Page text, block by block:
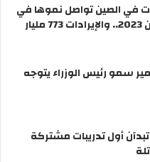
في الصين تواصل نموها في
النصف الأول من 2023.. والإيرادات 773 مليار
سمو رئيس الوزراء يتوجه
تبدآن أول تدريبات مشتركة